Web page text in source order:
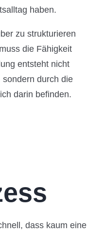
haben.
zu strukturieren
die Fähigkeit
entsteht nicht
durch die
darin befinden.
dass kaum eine